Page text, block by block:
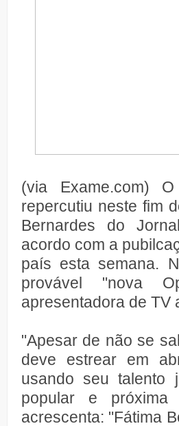
(via Exame.com)
repercutiu neste fim
Bernardes do
acordo com a
país esta semana.
provável "nova
apresentadora de TV
"Apesar de não se
deve estrear em
usando seu talento
popular e
acrescenta: "Fátima